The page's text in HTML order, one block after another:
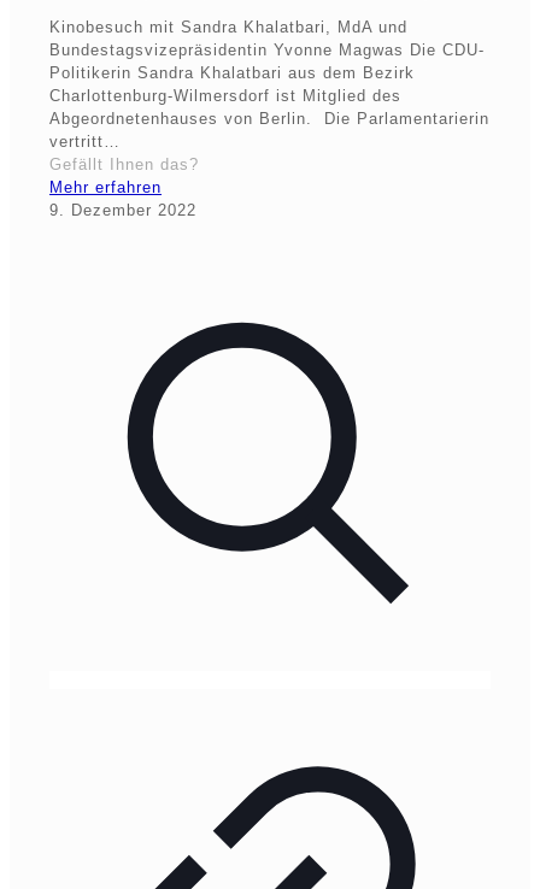
Kinobesuch mit Sandra Khalatbari, MdA und
Bundestagsvizepräsidentin Yvonne Magwas Die CDU-
Politikerin Sandra Khalatbari aus dem Bezirk
Charlottenburg-Wilmersdorf ist Mitglied des
Abgeordnetenhauses von Berlin. Die Parlamentarierin
vertritt…
Gefällt Ihnen das?
Mehr erfahren
9. Dezember 2022